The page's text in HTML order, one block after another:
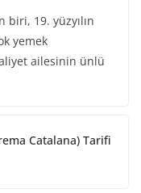
biri, 19. yüzyılın
yemek
ailesinin ünlü
Catalana) Tarifi